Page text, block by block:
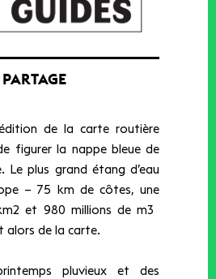
PARTAGE
de la carte routière
figurer la nappe bleue de
Le plus grand étang d’eau
– 75 km de côtes, une
​et 980 millions de m3​
alors de la carte.
pluvieux et des